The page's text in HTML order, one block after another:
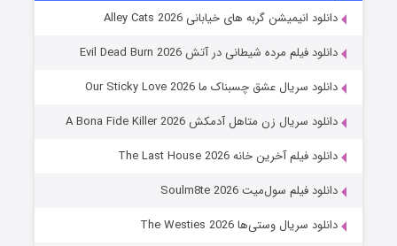
شوهر
دانلود انیمیشن گربه های خیابانی Alley Cats 2026
دانلود فیلم مرده شیطانی در آتش Evil Dead Burn 2026
دانلود سریال عشق چسبناک ما Our Sticky Love 2026
دانلود سریال زن متاهل آدمکش A Bona Fide Killer 2026
دانلود فیلم آخرین خانه The Last House 2026
دانلود فیلم سول‌میت Soulm8te 2026
دانلود سریال وستی‌ها The Westies 2026